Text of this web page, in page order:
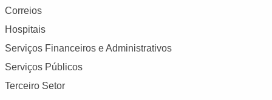
Correios
Hospitais
Serviços Financeiros e Administrativos
Serviços Públicos
Terceiro Setor